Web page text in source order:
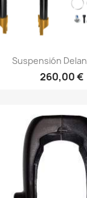
Vista
Suspensión
260,00 €